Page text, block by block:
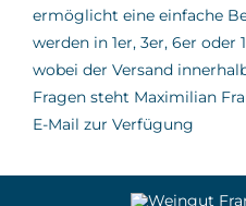
ermöglicht eine einfache
werden in 1er, 3er, 6er oder
wobei der Versand
Fragen steht Maximilian
E-Mail zur Verfügung